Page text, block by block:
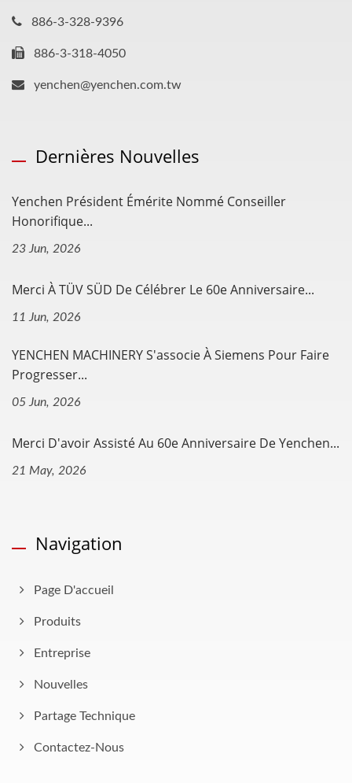
886-3-328-9396
886-3-318-4050
yenchen@yenchen.com.tw
Dernières Nouvelles
Yenchen Président Émérite Nommé Conseiller
Honorifique...
23 Jun, 2026
Merci À TÜV SÜD De Célébrer Le 60e Anniversaire...
11 Jun, 2026
YENCHEN MACHINERY S'associe À Siemens Pour Faire
Progresser...
05 Jun, 2026
Merci D'avoir Assisté Au 60e Anniversaire De Yenchen...
21 May, 2026
Navigation
Page D'accueil
Produits
Entreprise
Nouvelles
Partage Technique
Contactez-Nous